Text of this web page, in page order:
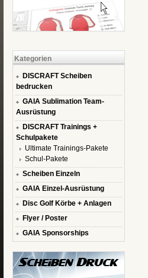
Kategorien
DISCRAFT Scheiben
bedrucken
GAIA Sublimation Team-
Ausrüstung
DISCRAFT Trainings +
Schulpakete
Ultimate Trainings-Pakete
Schul-Pakete
Scheiben Einzeln
GAIA Einzel-Ausrüstung
Disc Golf Körbe + Anlagen
Flyer / Poster
GAIA Sponsorships